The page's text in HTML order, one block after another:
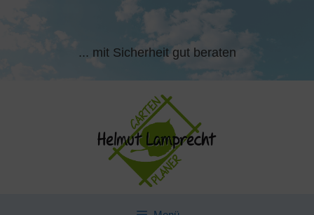
... mit Sicherheit gut beraten